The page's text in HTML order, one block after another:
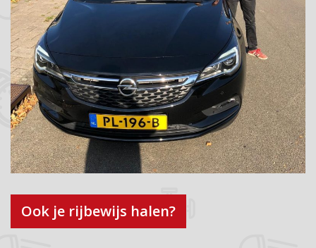
Ook je rijbewijs halen?